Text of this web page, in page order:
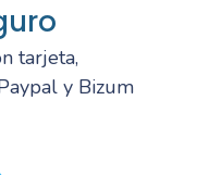
tarjeta,
y Bizum